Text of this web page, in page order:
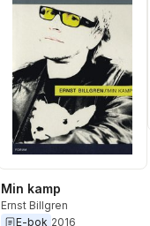
Min kamp
Ernst Billgren
E-bok 2016